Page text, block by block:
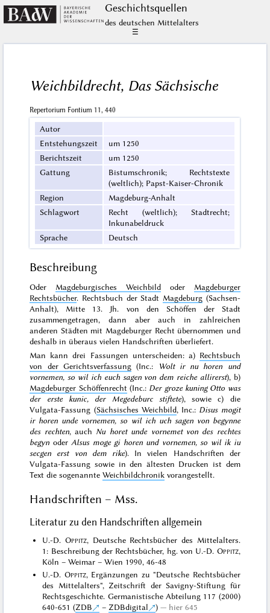
Geschichts­quellen
des deutschen Mittelalters
☰
Weichbildrecht, Das Sächsische
Repertorium Fontium 11, 440
Autor
Entstehungszeit
um 1250
Berichtszeit
um 1250
Gattung
Bistumschronik; Rechtstexte
(weltlich); Papst-Kaiser-Chronik
Region
Magdeburg-Anhalt
Schlagwort
Recht (weltlich); Stadtrecht;
Inkunabeldruck
Sprache
Deutsch
Beschreibung
Oder Magdeburgisches Weichbild oder Magdeburger
Rechtsbücher. Rechtsbuch der Stadt Magdeburg (Sachsen-
Anhalt), Mitte 13. Jh. von den Schöffen der Stadt
zusammengetragen, dann aber auch in zahlreichen
anderen Städten mit Magdeburger Recht übernommen und
deshalb in überaus vielen Handschriften überliefert.
Man kann drei Fassungen unterscheiden: a) Rechtsbuch
von der Gerichtsverfassung(Inc.:
Wolt ir nu horen und
vornemen, so wil ich euch sagen von dem reiche allirerst), b)
Magdeburger Schöffenrecht (Inc.: Der groze kuning Otto was
der erste kunic, der Megedeburc stiftete), sowie c) die
Vulgata-Fassung (Sächsisches Weichbild, Inc.: Disus mogit
ir horen unde vornemen, so wil ich uch sagen von begynne
des rechten, auch Nu horet unde vornemet von des rechtes
begyn oderAlsus moge gi horen und vornemen, so wil ik iu
secgen erst von dem rike). In vielen Handschriften der
Vulgata-Fassung sowie in den ältesten Drucken ist dem
Text die sogenannteWeichbildchronik vorangestellt.
Handschriften – Mss.
Literatur zu den Handschriften allgemein
U.-D. Oppitz, Deutsche Rechtsbücher des Mittelalters.
1: Beschreibung der Rechtsbücher, hg. von U.-D. Oppitz,
Köln – Weimar – Wien 1990, 46-48
U.-D. Oppitz, Ergänzungen zu "Deutsche Rechtsbücher
des Mittelalters", Zeitschrift der Savigny-Stiftung für
Rechtsgeschichte. Germanistische Abteilung 117 (2000)
640-651 (ZDB –ZDBdigital )
hier 645